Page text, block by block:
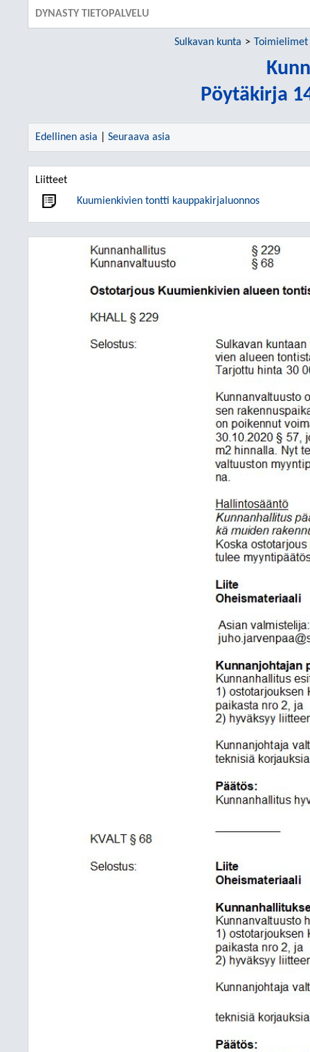
DYNASTY TIETOPALVELU
Sulkavan kunta Toimielimet
Pöytäkirja
Edellinen asia Seuraava asia
Liitteet
Kuumienkivien tontti kauppakirjaluonnos